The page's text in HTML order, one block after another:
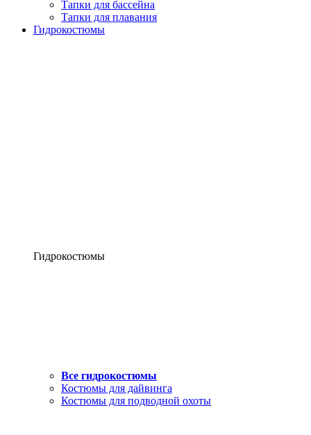
Тапки для бассейна
Тапки для плавания
Гидрокостюмы
Гидрокостюмы
Все гидрокостюмы
Костюмы для дайвинга
Костюмы для подводной охоты